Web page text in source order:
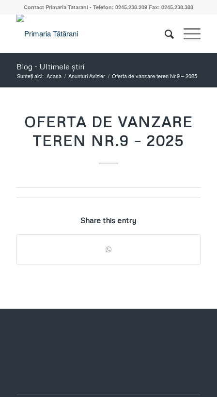
Contact Primaria Tatarani - Telefon: 0245.238.209 Fax: 0245.238.388
Blog - Ultimele știri
Sunteți aici: Acasa / Anunturi Avizier / Oferta de vanzare teren Nr.9 – 2025
OFERTA DE VANZARE
TEREN NR.9 – 2025
Share this entry